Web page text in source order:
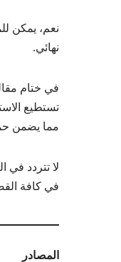
نعم، يمكن
نهائي.
في ختام
تستطيع
مما يضمن
لا تتردد في
في كافة
المصادر